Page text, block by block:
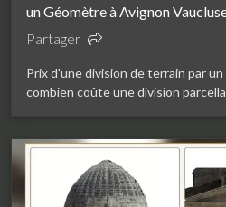
un Géomètre à Avignon
Partager
Prix d'une division de terrain par
combien coûte une division